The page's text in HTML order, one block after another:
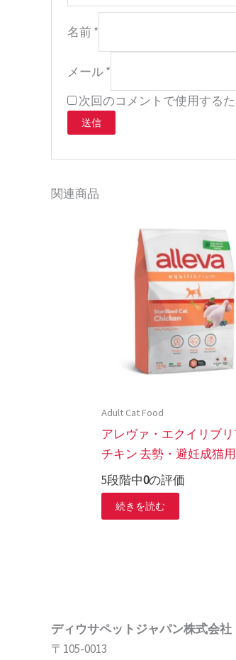
名前*
メール*
次回のコメントで使用する
関連商品
Adult Cat Food
アレヴァ・エクイリブ
チキン 去勢・避妊成猫用
5段階中0の評価
続きを読む
ディウサペットジャパン株式会社
〒105-0013